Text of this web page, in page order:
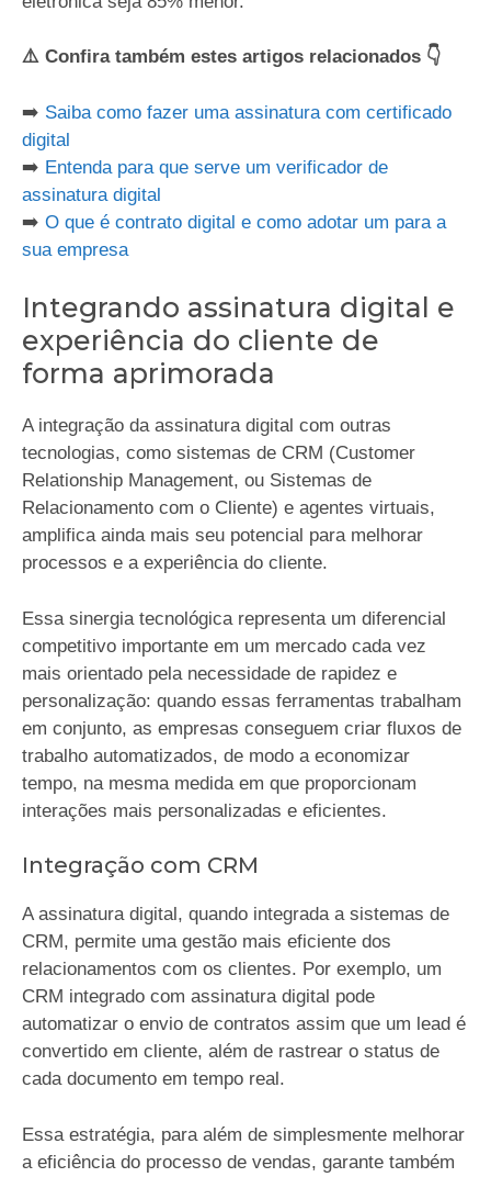
⚠️ Confira também estes artigos relacionados 👇
➡️ Saiba como fazer uma assinatura com certificado
digital
➡️ Entenda para que serve um verificador de
assinatura digital
➡️ O que é contrato digital e como adotar um para a
sua empresa
Integrando assinatura digital e
experiência do cliente de
forma aprimorada
A integração da assinatura digital com outras
tecnologias, como sistemas de CRM (Customer
Relationship Management, ou Sistemas de
Relacionamento com o Cliente) e agentes virtuais,
amplifica ainda mais seu potencial para melhorar
processos e a experiência do cliente.
Essa sinergia tecnológica representa um diferencial
competitivo importante em um mercado cada vez
mais orientado pela necessidade de rapidez e
personalização: quando essas ferramentas trabalham
em conjunto, as empresas conseguem criar fluxos de
trabalho automatizados, de modo a economizar
tempo, na mesma medida em que proporcionam
interações mais personalizadas e eficientes.
Integração com CRM
A assinatura digital, quando integrada a sistemas de
CRM, permite uma gestão mais eficiente dos
relacionamentos com os clientes. Por exemplo, um
CRM integrado com assinatura digital pode
automatizar o envio de contratos assim que um lead é
convertido em cliente, além de rastrear o status de
cada documento em tempo real.
Essa estratégia, para além de simplesmente melhorar
a eficiência do processo de vendas, garante também